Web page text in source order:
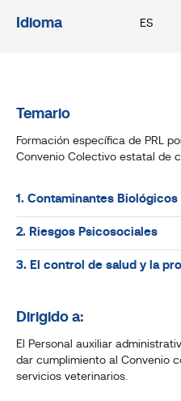
Idioma ES
Temario
Formación específica de PRL
Convenio Colectivo estatal de
1. Contaminantes
2. Riesgos Psicosociales
3. El control de salud y la
Dirigido a:
El Personal auxiliar
dar cumplimiento al Convenio
servicios veterinarios.